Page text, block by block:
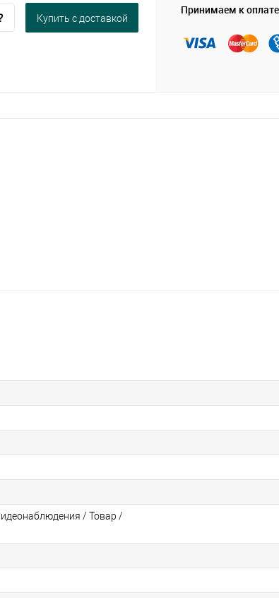
Купить c доставкой
Принимаем к оплате
/ Товар /